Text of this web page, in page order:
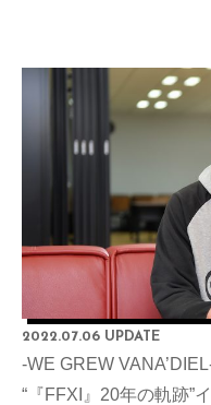
2022.07.06 UPDATE
-WE GREW
“『FFXI』20年の軌跡”